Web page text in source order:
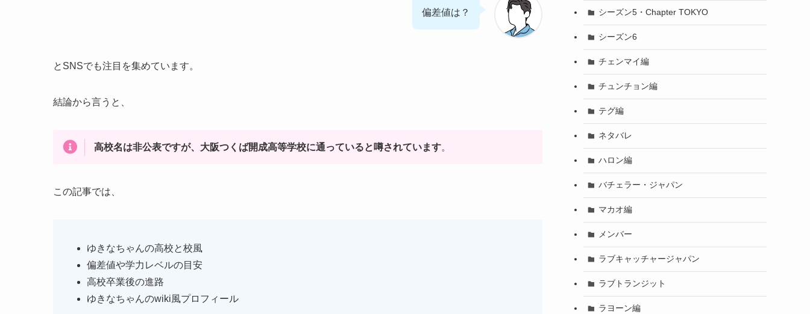
偏差値は？
とSNSでも注目を集めています。
結論から言うと、
高校名は非公表ですが、 大阪つくば開成高等学校に通っていると噂されています。
この記事では、
ゆきなちゃんの高校と校風
偏差値や学力レベルの目安
高校卒業後の進路
ゆきなちゃんのwiki風プロフィール
シーズン5・Chapter TOKYO
シーズン6
チェンマイ編
チュンチョン編
テグ編
ネタバレ
ハロン編
バチェラー・ジャパン
マカオ編
メンバー
ラブキャッチャージャパン
ラブトランジット
ラヨーン編